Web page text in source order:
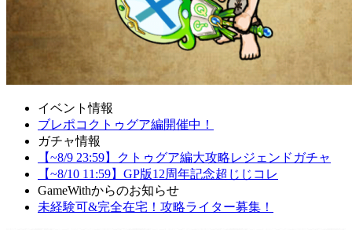
イベント情報
ブレポコクトゥグア編開催中！
ガチャ情報
【~8/9 23:59】クトゥグア編大攻略レジェンドガチャ
【~8/10 11:59】GP版12周年記念超じじコレ
GameWithからのお知らせ
未経験可&完全在宅！攻略ライター募集！